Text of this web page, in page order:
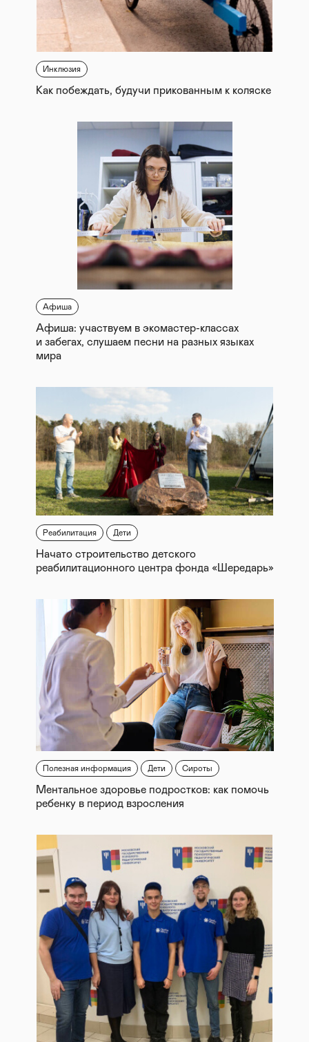
Инклюзия
Как побеждать, будучи прикованным к коляске
Афиша
Афиша: участвуем в экомастер-классах
и забегах, слушаем песни на разных языках
мира
Реабилитация Дети
Начато строительство детского
реабилитационного центра фонда «Шередарь»
Полезная информация Дети Сироты
Ментальное здоровье подростков: как помочь
ребенку в период взросления